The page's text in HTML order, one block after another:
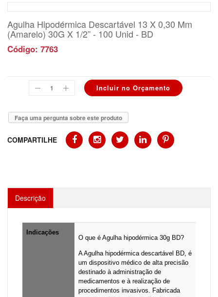
Agulha Hipodérmica Descartável 13 X 0,30 Mm
(Amarelo) 30G X 1/2” - 100 Unid - BD
Código: 7763
Faça uma pergunta sobre este produto
COMPARTILHE
Descrição
Indicações
O que é Agulha hipodérmica 30g BD?
A Agulha hipodérmica descartável BD, é
um dispositivo médico de alta precisão
destinado à administração de
medicamentos e à realização de
procedimentos invasivos. Fabricada